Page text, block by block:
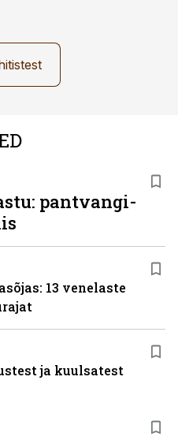
pantvangi­
13 venelaste
ja kuulsatest